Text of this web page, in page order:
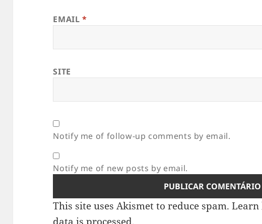
EMAIL*
SITE
Notify me of follow-up comments by email.
Notify me of new posts by email.
This site uses Akismet to reduce spam.Learn